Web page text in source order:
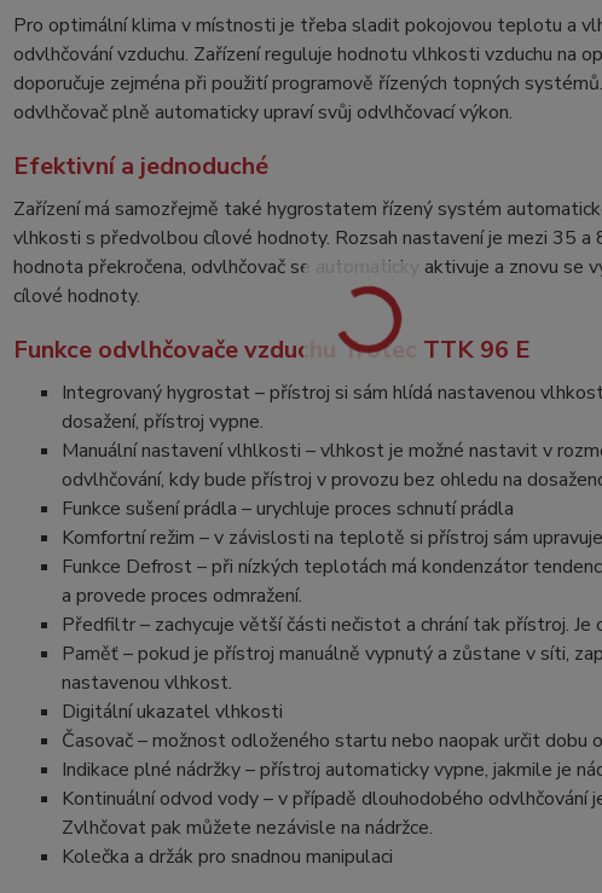
Pro optimální klima v místnosti je třeba sladit pokojovou teplotu a
odvlhčování vzduchu. Zařízení reguluje hodnotu vlhkosti vzduchu
doporučuje zejména při použití programově řízených topných
odvlhčovač plně automaticky upraví svůj odvlhčovací výkon.
Efektivní a jednoduché
Zařízení má samozřejmě také hygrostatem řízený systém
vlhkosti s předvolbou cílové hodnoty. Rozsah nastavení je mezi 35
hodnota překročena, odvlhčovač se automaticky aktivuje a znovu se
cílové hodnoty.
Funkce odvlhčovače vzduchu Trotec TTK 96 E
Integrovaný hygrostat – přístroj si sám hlídá nastavenou
dosažení, přístroj vypne.
Manuální nastavení vlhlkosti – vlhkost je možné nastavit v
odvlhčování, kdy bude přístroj v provozu bez ohledu na
Funkce sušení prádla – urychluje proces schnutí prádla
Komfortní režim – v závislosti na teplotě si přístroj sám
Funkce Defrost – při nízkých teplotách má kondenzátor
a provede proces odmražení.
Předfiltr – zachycuje větší části nečistot a chrání tak přístroj. Je
Paměť – pokud je přístroj manuálně vypnutý a zůstane v síti,
nastavenou vlhkost.
Digitální ukazatel vlhkosti
Časovač – možnost odloženého startu nebo naopak určit
Indikace plné nádržky – přístroj automaticky vypne, jakmile je
Kontinuální odvod vody – v případě dlouhodobého odvlhčování
Zvlhčovat pak můžete nezávisle na nádržce.
Kolečka a držák pro snadnou manipulaci